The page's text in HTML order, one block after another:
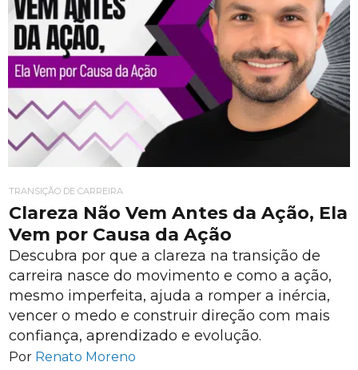
TRANSIÇÃO DE CARREIRA
Clareza Não Vem Antes da Ação, Ela
Vem por Causa da Ação
Descubra por que a clareza na transição de
carreira nasce do movimento e como a ação,
mesmo imperfeita, ajuda a romper a inércia,
vencer o medo e construir direção com mais
confiança, aprendizado e evolução.
Por Renato Moreno